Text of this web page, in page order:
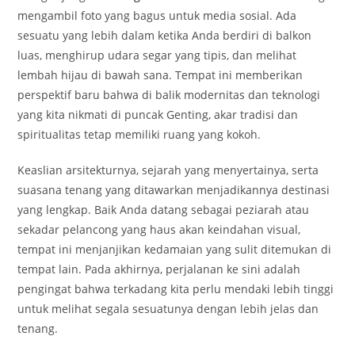
mengambil foto yang bagus untuk media sosial. Ada
sesuatu yang lebih dalam ketika Anda berdiri di balkon
luas, menghirup udara segar yang tipis, dan melihat
lembah hijau di bawah sana. Tempat ini memberikan
perspektif baru bahwa di balik modernitas dan teknologi
yang kita nikmati di puncak Genting, akar tradisi dan
spiritualitas tetap memiliki ruang yang kokoh.
Keaslian arsitekturnya, sejarah yang menyertainya, serta
suasana tenang yang ditawarkan menjadikannya destinasi
yang lengkap. Baik Anda datang sebagai peziarah atau
sekadar pelancong yang haus akan keindahan visual,
tempat ini menjanjikan kedamaian yang sulit ditemukan di
tempat lain. Pada akhirnya, perjalanan ke sini adalah
pengingat bahwa terkadang kita perlu mendaki lebih tinggi
untuk melihat segala sesuatunya dengan lebih jelas dan
tenang.